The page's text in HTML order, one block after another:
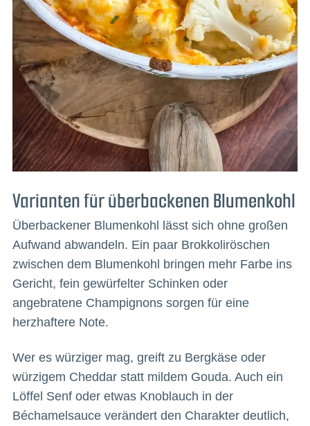
Varianten für überbackenen Blumenkohl
Überbackener Blumenkohl lässt sich ohne großen
Aufwand abwandeln. Ein paar Brokkoliröschen
zwischen dem Blumenkohl bringen mehr Farbe ins
Gericht, fein gewürfelter Schinken oder
angebratene Champignons sorgen für eine
herzhaftere Note.
Wer es würziger mag, greift zu Bergkäse oder
würzigem Cheddar statt mildem Gouda. Auch ein
Löffel Senf oder etwas Knoblauch in der
Béchamelsauce verändert den Charakter deutlich,